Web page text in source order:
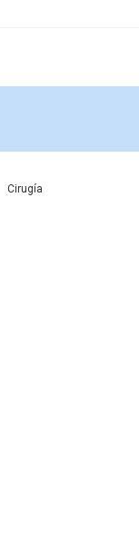
Cirugía